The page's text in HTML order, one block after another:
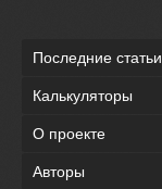
Последние статьи
Калькуляторы
О проекте
Авторы